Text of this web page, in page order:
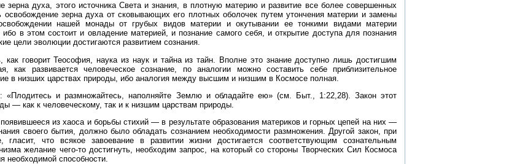
зерна духа, этого источника Света и знания, в плотную материю и развитие все более совершенных
зерна духа от сковывающих его плотных оболочек путем утончения материи и замены
нашей монады от грубых видов материи и окутывании ее тонкими видами материи
в этом состоит и овладение материей, и познание самого себя, и открытие доступа для познания
цели эволюции достигаются развитием сознания.
как говорит Теософия, наука из наук и тайна из тайн. Вполне это знание доступно лишь достигшим
развивается человеческое сознание, по аналогии можно составить себе приблизительное
в низших царствах природы, ибо аналогия между высшим и низшим в Космосе полная.
«Плодитесь и размножайтесь, наполняйте Землю и обладайте ею» (см. Быт., 1:22,28). Закон этот
— как к человеческому, так и к низшим царствам природы.
из хаоса и борьбы стихий — в результате образования материков и горных цепей на них —
своего бытия, должно было обладать сознанием необходимости размножения. Другой закон, при
гласит, что всякое завоевание в развитии жизни достигается соответствующим сознательным
желание чего‑то достигнуть, необходим запрос, на который со стороны Творческих Сил Космоса
необходимой способности.